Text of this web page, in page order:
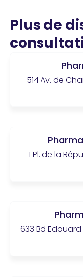
Plus de
514 Av. de
1 Pl. de la
633 Bd